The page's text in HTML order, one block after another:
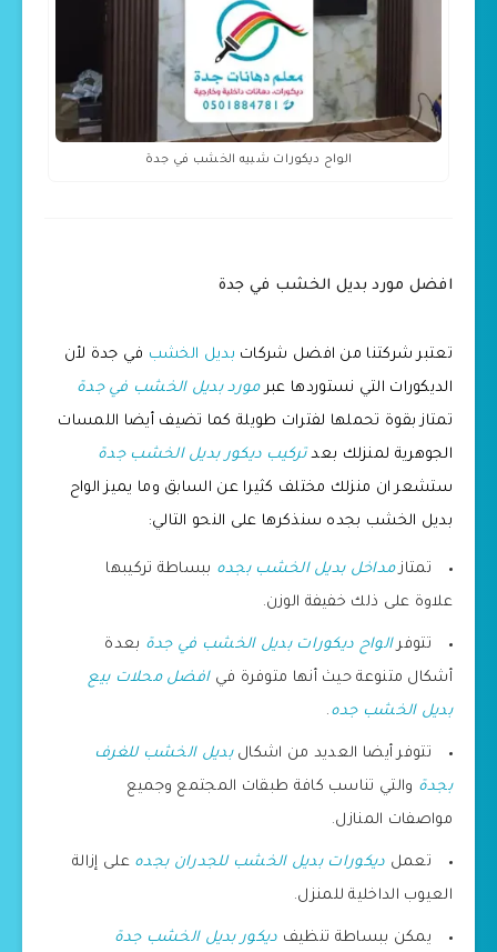
الواح ديكورات شبيه الخشب في جدة
افضل مورد بديل الخشب في جدة
تعتبر شركتنا من افضل شركات بديل الخشب في جدة لأن
الديكورات التي نستوردها عبرمورد بديل الخشب في جدة
تمتاز بقوة تحملها لفترات طويلة كما تضيف أيضا اللمسات
الجوهرية لمنزلك بعدتركيب ديكور بديل الخشب جدة
ستشعر ان منزلك مختلف كثيرا عن السابق وما يميز الواح
بديل الخشب بجده سنذكرها على النحو التالي:
تمتازمداخل بديل الخشب بجده ببساطة تركيبها
علاوة على ذلك خفيفة الوزن.
تتوفرالواح ديكورات بديل الخشب في جدة بعدة
أشكال متنوعة حيث أنها متوفرة فيافضل محلات بيع
بديل الخشب جده .
تتوفر أيضا العديد من اشكالبديل الخشب للغرف
بجدة والتي تناسب كافة طبقات المجتمع وجميع
مواصفات المنازل.
تعمل ديكورات بديل الخشب للجدران بجده على إزالة
العيوب الداخلية للمنزل.
يمكن ببساطة تنظيف ديكور بديل الخشب جدة